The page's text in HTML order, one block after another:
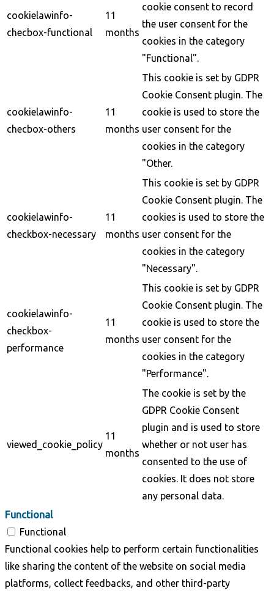
cookielawinfo-
checbox-functional
11
months
cookie consent to record
the user consent for the
cookies in the category
"Functional".
cookielawinfo-
checbox-others
11
months
This cookie is set by GDPR
Cookie Consent plugin. The
cookie is used to store the
user consent for the
cookies in the category
"Other.
cookielawinfo-
checkbox-necessary
11
months
This cookie is set by GDPR
Cookie Consent plugin. The
cookies is used to store the
user consent for the
cookies in the category
"Necessary".
cookielawinfo-
checkbox-
performance
11
months
This cookie is set by GDPR
Cookie Consent plugin. The
cookie is used to store the
user consent for the
cookies in the category
"Performance".
viewed_cookie_policy
11
months
The cookie is set by the
GDPR Cookie Consent
plugin and is used to store
whether or not user has
consented to the use of
cookies. It does not store
any personal data.
Functional
Functional
Functional cookies help to perform certain functionalities
like sharing the content of the website on social media
platforms, collect feedbacks, and other third-party